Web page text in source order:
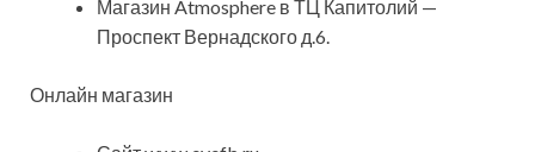
Магазин Atmosphere в ТЦ Капитолий —
Проспект Вернадского д.6.
Онлайн магазин